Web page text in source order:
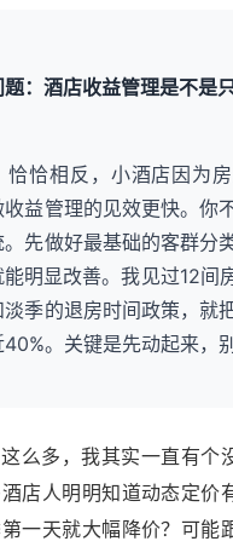
题：酒店收益管理是不是
恰恰相反，小酒店因为
收益管理的见效更快。你
先做好最基础的客群分
能明显改善。我见过12间
淡季的退房时间政策，就
。关键是先动起来，
么多，我其实一直有个
店人明明知道动态定价
一天就大幅降价？可能